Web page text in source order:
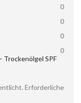
0
0
0
0
Trockenölgel SPF
Erforderliche